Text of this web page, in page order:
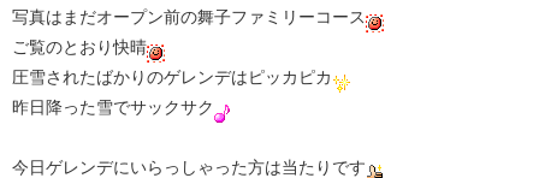
写真はまだオープン前の舞子ファミリーコース
ご覧のとおり快晴
圧雪されたばかりのゲレンデはピッカピカ
昨日降った雪でサックサク
今日ゲレンデにいらっしゃった方は当たりです